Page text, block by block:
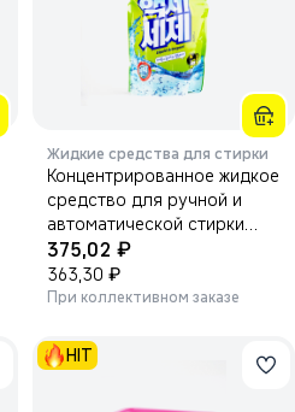
Жидкие средства для стирки
Концентрированное жидкое
средство для ручной и
автоматической стирки
Sandokkaebi Liquid
Detergent (мягкая упаковка)
1600мл.
375,02 ₽
363,30 ₽
При коллективном заказе
HIT